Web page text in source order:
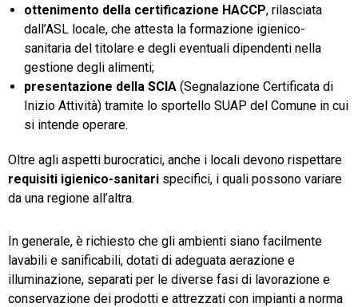
ottenimento della certificazione HACCP, rilasciata
dall’ASL locale, che attesta la formazione igienico-
sanitaria del titolare e degli eventuali dipendenti nella
gestione degli alimenti;
presentazione della SCIA (Segnalazione Certificata di
Inizio Attività) tramite lo sportello SUAP del Comune in cui
si intende operare.
Oltre agli aspetti burocratici, anche i locali devono rispettare
requisiti igienico-sanitari specifici, i quali possono variare
da una regione all’altra.
In generale, è richiesto che gli ambienti siano facilmente
lavabili e sanificabili, dotati di adeguata aerazione e
illuminazione, separati per le diverse fasi di lavorazione e
conservazione dei prodotti e attrezzati con impianti a norma